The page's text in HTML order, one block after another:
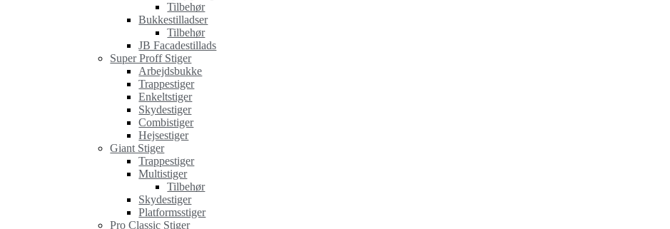
Tilbehør
Bukkestilladser
Tilbehør
JB Facadestillads
Super Proff Stiger
Arbejdsbukke
Trappestiger
Enkeltstiger
Skydestiger
Combistiger
Hejsestiger
Giant Stiger
Trappestiger
Multistiger
Tilbehør
Skydestiger
Platformsstiger
Pro Classic Stiger